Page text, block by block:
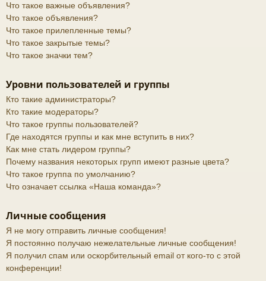
Что такое важные объявления?
Что такое объявления?
Что такое прилепленные темы?
Что такое закрытые темы?
Что такое значки тем?
Уровни пользователей и группы
Кто такие администраторы?
Кто такие модераторы?
Что такое группы пользователей?
Где находятся группы и как мне вступить в них?
Как мне стать лидером группы?
Почему названия некоторых групп имеют разные цвета?
Что такое группа по умолчанию?
Что означает ссылка «Наша команда»?
Личные сообщения
Я не могу отправить личные сообщения!
Я постоянно получаю нежелательные личные сообщения!
Я получил спам или оскорбительный email от кого-то с этой
конференции!